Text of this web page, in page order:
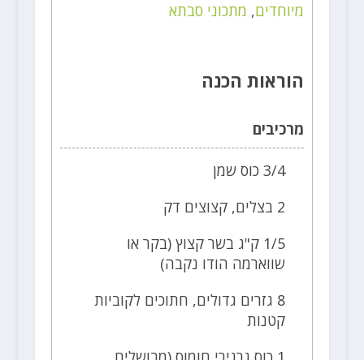
מיוחדים, מתכוני סבתא
הוראות הכנה
מרכיבים
3/4 כוס שמן
2 בצלים, קצוצים דק
1/5 ק"ג בשר קצוץ (בקר או
שווארמה הודו נקבה)
8 גזרים גדולים, חתוכים לקוביות
קטנות